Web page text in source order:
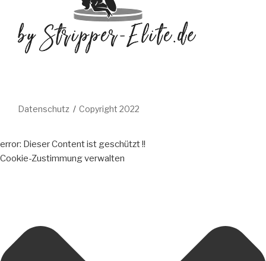
Datenschutz Copyright 2022
error: Dieser Content ist geschützt !!
Cookie-Zustimmung verwalten